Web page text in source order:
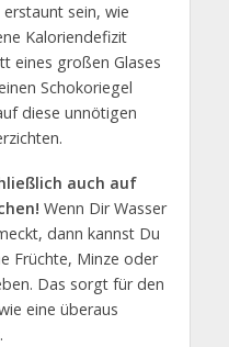
sein, wie
Kaloriendefizit
eines großen Glases
Schokoriegel
diese unnötigen
auch auf
Wenn Dir Wasser
dann kannst Du
Früchte, Minze oder
Das sorgt für den
eine überaus